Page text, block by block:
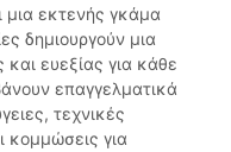
μια εκτενής γκάμα
δημιουργούν μια
ευεξίας για κάθε
επαγγελματικά
τεχνικές
κομμώσεις για